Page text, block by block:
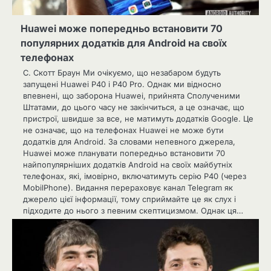
Huawei може попередньо встановити 70
популярних додатків для Android на своїх
телефонах
C. Скотт Браун Ми очікуємо, що незабаром будуть
запущені Huawei P40 і P40 Pro. Однак ми відносно
впевнені, що заборона Huawei, прийнята Сполученими
Штатами, до цього часу не закінчиться, а це означає, що
пристрої, швидше за все, не матимуть додатків Google. Це
не означає, що на телефонах Huawei не може бути
додатків для Android. За словами непевного джерела,
Huawei може планувати попередньо встановити 70
найпопулярніших додатків Android на своїх майбутніх
телефонах, які, імовірно, включатимуть серію P40 (через
MobilPhone). Видання перераховує канал Telegram як
джерело цієї інформації, тому сприймайте це як слух і
підходите до нього з певним скептицизмом. Однак ця…